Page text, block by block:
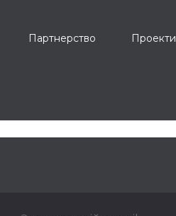
Партнерство Проекти